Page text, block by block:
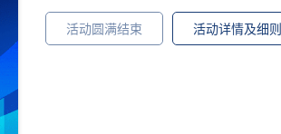
活动圆满结束 活动详情及细则